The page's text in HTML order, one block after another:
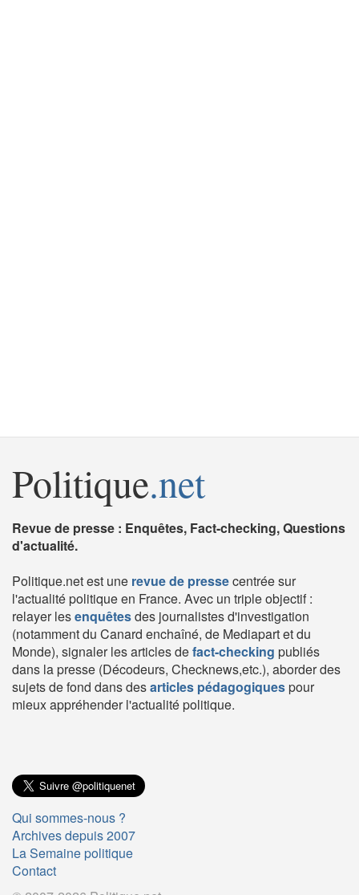
Politique.net
Revue de presse : Enquêtes, Fact-checking, Questions
d'actualité.
Politique.net est une revue de pressecentrée sur
l'actualité politique en France. Avec un triple objectif :
relayer lesenquêtesdes journalistes d'investigation
(notamment du Canard enchaîné, de Mediapart et du
Monde), signaler les articles defact-checking publiés
dans la presse (Décodeurs, Checknews,etc.), aborder des
sujets de fond dans desarticles pédagogiquespour
mieux appréhender l'actualité politique.
Qui sommes-nous ?
Archives depuis 2007
La Semaine politique
Contact